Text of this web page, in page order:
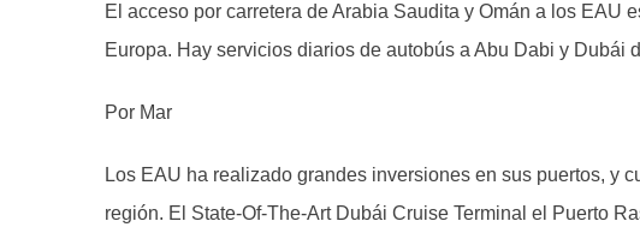
El acceso por carretera de Arabia Saudita y Omán a los EAU
Europa. Hay servicios diarios de autobús a Abu Dabi y Dubái
Por Mar
Los EAU ha realizado grandes inversiones en sus puertos, y
región. El State-Of-The-Art Dubái Cruise Terminal el Puerto